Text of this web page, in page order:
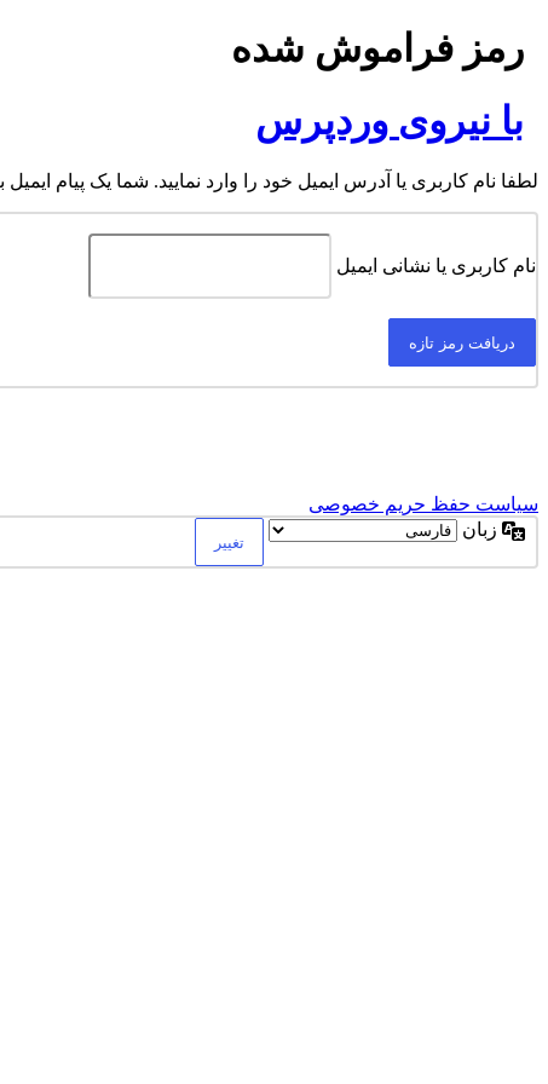
رمز فراموش شده
با نیروی وردپرس
لطفا نام کاربری یا آدرس ایمیل خود را وارد نمایید. شما یک پیام
نام کاربری یا نشانی ایمیل
سیاست حفظ حریم خصوصی
زبان